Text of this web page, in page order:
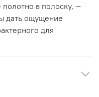
в полоску, —
дать ощущение
для